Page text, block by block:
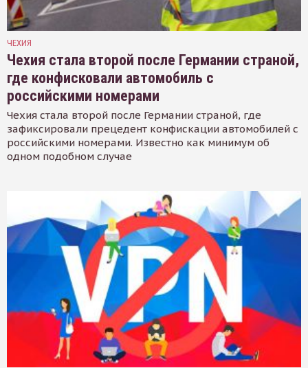
ЧЕХИЯ
Чехия стала второй после Германии страной,
где конфисковали автомобиль с
российскими номерами
Чехия стала второй после Германии страной, где
зафиксировали прецедент конфискации автомобилей с
российскими номерами. Известно как минимум об
одном подобном случае